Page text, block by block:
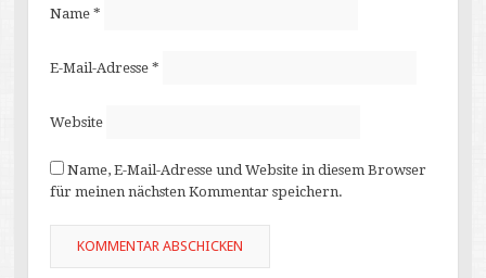
Name *
E-Mail-Adresse *
Website
Name, E-Mail-Adresse und Website in diesem Browser
für meinen nächsten Kommentar speichern.